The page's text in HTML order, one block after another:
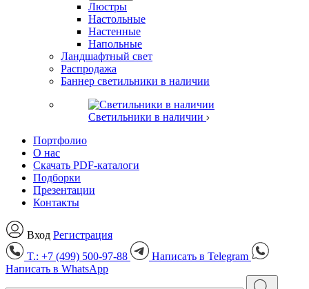
Люстры
Настольные
Настенные
Напольные
Ландшафтный свет
Распродажа
Баннер светильники в наличии
Светильники в наличии
Портфолио
О нас
Скачать PDF-каталоги
Подборки
Презентации
Контакты
Вход Регистрация
T.: +7 (499) 500-97-88
Написать в Telegram
Написать в WhatsApp